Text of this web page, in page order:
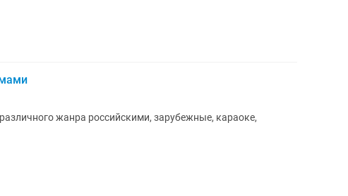
жанра российскими, зарубежные, караоке,